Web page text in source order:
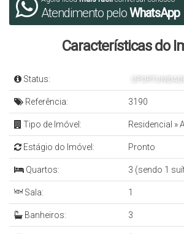
Atendimento peloWhatsApp
Características do
Status:
Referência: 3190
Tipo de Imóvel: Residencial »
Estágio do Imóvel: Pronto
Quartos: 3 (sendo 1
Sala: 1
Banheiros: 3